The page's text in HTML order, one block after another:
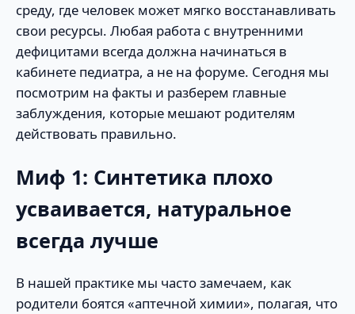
среду, где человек может мягко восстанавливать
свои ресурсы. Любая работа с внутренними
дефицитами всегда должна начинаться в
кабинете педиатра, а не на форуме. Сегодня мы
посмотрим на факты и разберем главные
заблуждения, которые мешают родителям
действовать правильно.
Миф 1: Синтетика плохо
усваивается, натуральное
всегда лучше
В нашей практике мы часто замечаем, как
родители боятся «аптечной химии», полагая, что